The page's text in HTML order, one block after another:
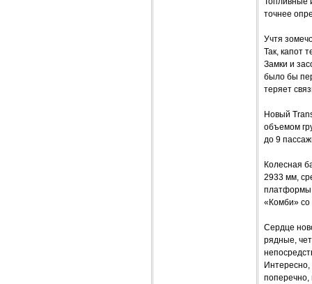
точнее
Учтя
Так, капот
Замки и
было бы
теряет
Новый
объемом
до 9
Колесная
2933 мм,
платформы
«Комби» со
Сердце
рядные,
поперечно,